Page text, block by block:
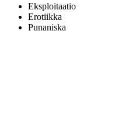
Eksploitaatio
Erotiikka
Punaniska